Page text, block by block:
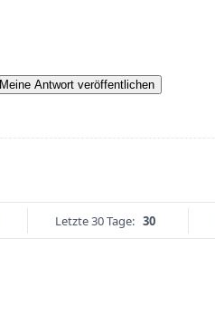
Meine Antwort veröffentlichen
Letzte 30 Tage: 30